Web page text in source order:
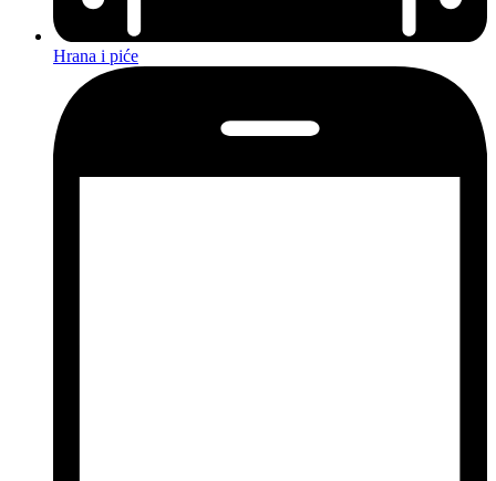
Hrana i piće